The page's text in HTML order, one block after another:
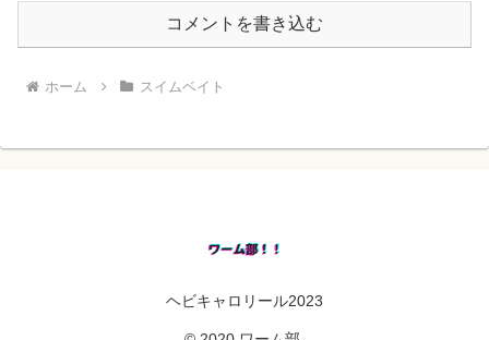
コメントを書き込む
ホーム スイムベイト
ヘビキャロリール2023